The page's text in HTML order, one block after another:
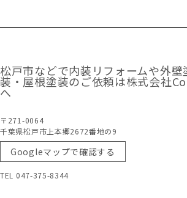
松戸市などで内装リフォームや外壁
装・屋根塗装のご依頼は株式会社
へ
〒271-0064
千葉県松戸市上本郷2672番地の9
Googleマップで確認する
TEL 047-375-8344